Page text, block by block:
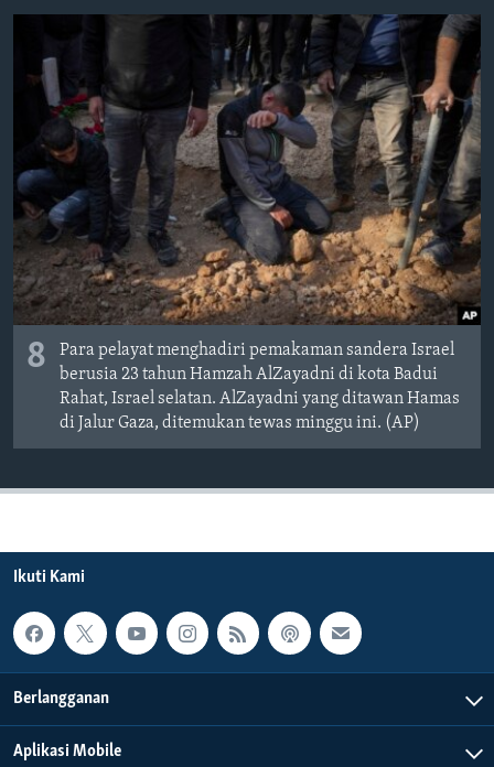
8
Para pelayat menghadiri pemakaman sandera Israel
berusia 23 tahun Hamzah AlZayadni di kota Badui
Rahat, Israel selatan. AlZayadni yang ditawan Hamas
di Jalur Gaza, ditemukan tewas minggu ini. (AP)
Ikuti Kami
Berlangganan
Aplikasi Mobile